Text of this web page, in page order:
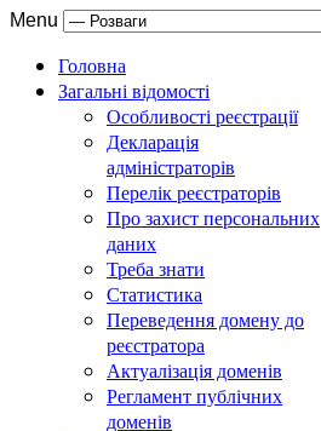
Menu
Головна
Загальні відомості
Особливості реєстрації
Декларація
адміністраторів
Перелік реєстраторів
Про захист персональних
даних
Треба знати
Статистика
Переведення домену до
реєстратора
Актуалізація доменів
Регламент публічних
доменів